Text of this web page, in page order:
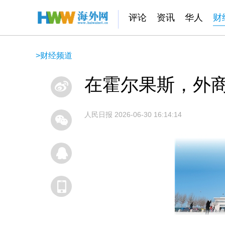
评论 资讯 华人 财
>财经频道
在霍尔果斯，外
人民日报 2026-06-30 16:14:14